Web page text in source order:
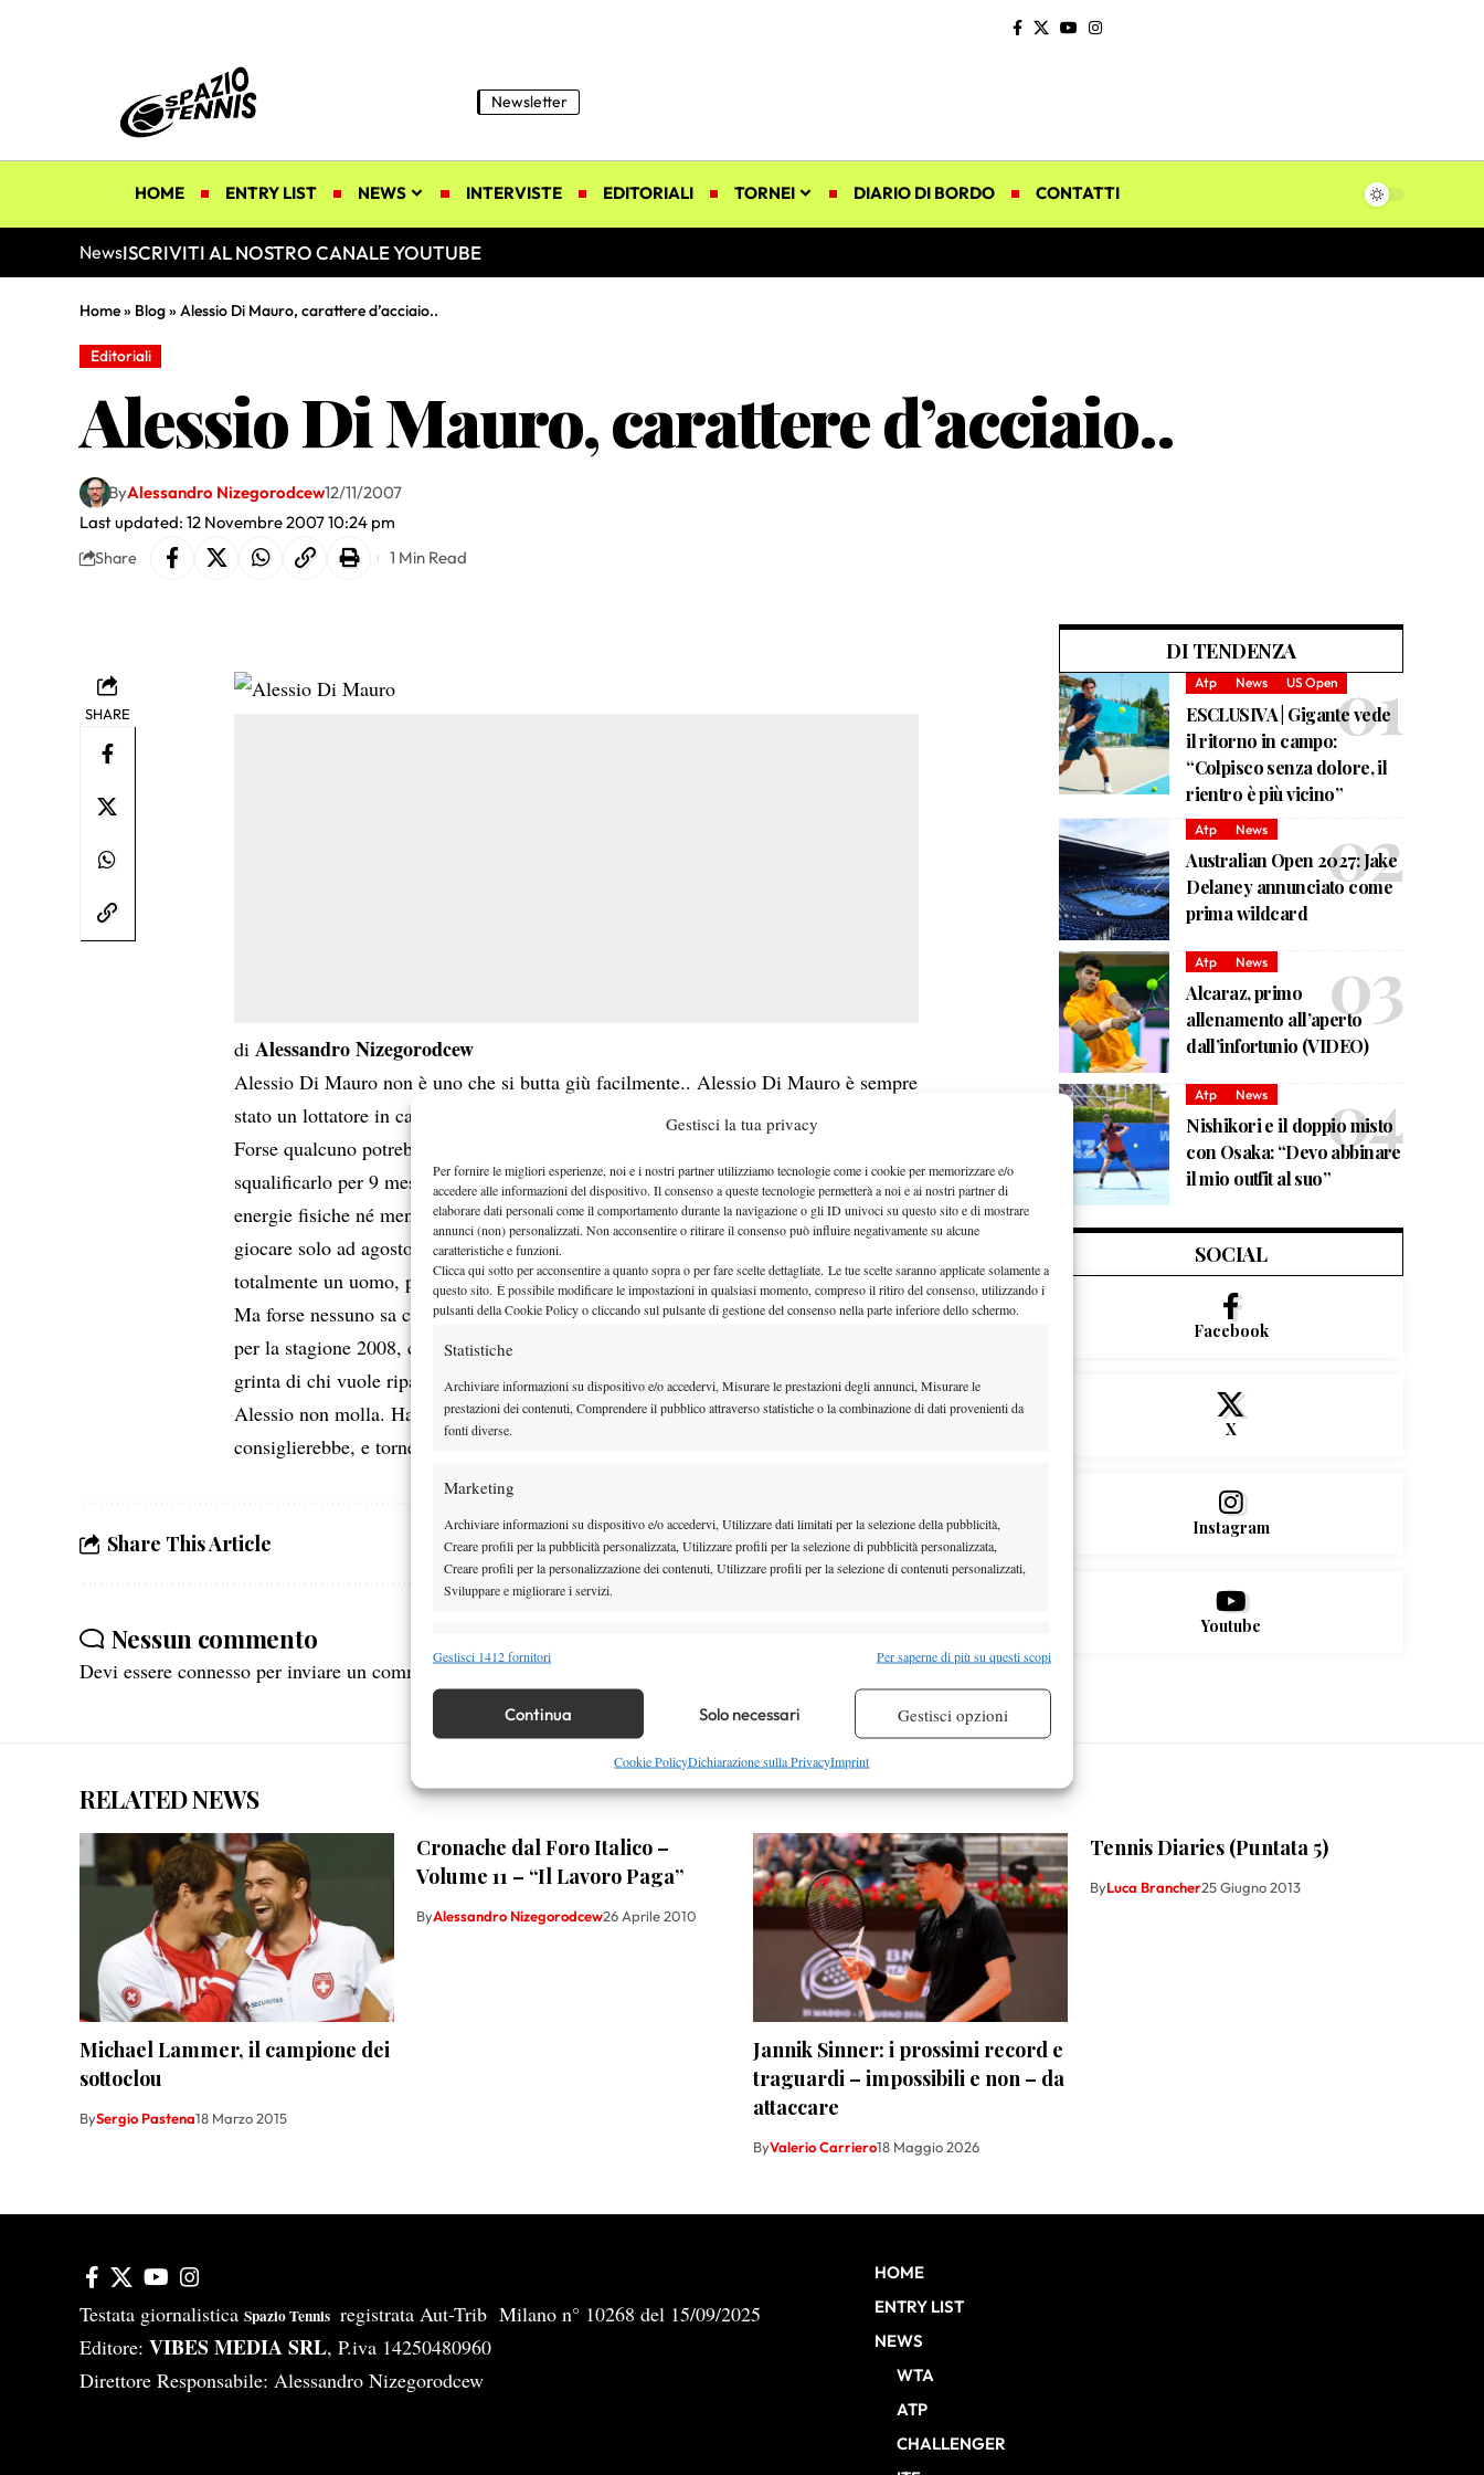
Gestisci la tua privacy
Per fornire le migliori esperienze, noi e i nostri partner utilizziamo tecnologie come i cookie per memorizzare e/o
accedere alle informazioni del dispositivo. Il consenso a queste tecnologie permetterà a noi e ai nostri partner di
elaborare dati personali come il comportamento durante la navigazione o gli ID univoci su questo sito e di mostrare
annunci (non) personalizzati. Non acconsentire o ritirare il consenso può influire negativamente su alcune
caratteristiche e funzioni.
Clicca qui sotto per acconsentire a quanto sopra o per fare scelte dettagliate. Le tue scelte saranno applicate solamente a
questo sito. È possibile modificare le impostazioni in qualsiasi momento, compreso il ritiro del consenso, utilizzando i
pulsanti della Cookie Policy o cliccando sul pulsante di gestione del consenso nella parte inferiore dello schermo.
Statistiche
Archiviare informazioni su dispositivo e/o accedervi, Misurare le prestazioni degli annunci, Misurare le
prestazioni dei contenuti, Comprendere il pubblico attraverso statistiche o la combinazione di dati provenienti da
fonti diverse.
Marketing
Archiviare informazioni su dispositivo e/o accedervi, Utilizzare dati limitati per la selezione della pubblicità,
Creare profili per la pubblicità personalizzata, Utilizzare profili per la selezione di pubblicità personalizzata,
Creare profili per la personalizzazione dei contenuti, Utilizzare profili per la selezione di contenuti personalizzati,
Sviluppare e migliorare i servizi.
Funzionalità
Identificare i dispositivi in base alle informazioni trasmesse automaticamente.
Garantire la sicurezza, prevenire e rilevare frodi, correggere errori,
Erogare e presentare pubblicità e contenuto, Salvare e comunicare le
Sempre attivo
Gestisci 1412 fornitori Per saperne di più su questi scopi
Continua Solo necessari Gestisci opzioni
Cookie PolicyDichiarazione sulla PrivacyImprint
Newsletter
HOME ENTRY LIST NEWS INTERVISTE EDITORIALI TORNEI DIARIO DI BORDO CONTATTI
NewsISCRIVITI AL NOSTRO CANALE YOUTUBE
Home» Blog» Alessio Di Mauro, carattere d’acciaio..
Editoriali
Alessio Di Mauro, carattere d’acciaio..
Last updated: 12 Novembre 2007 10:24 pm
ByAlessandro Nizegorodcew12/11/2007
Share 1 Min Read
SHARE
di Alessandro Nizegorodcew
Alessio Di Mauro non è uno che si butta giù facilmente.. Alessio Di Mauro è sempre
stato un lottatore in campo.. Alessio Di Mauro non sta mollando neanche oggi..
Forse qualcuno potrebbe pensare che, dopo una decisione come quella dell’Atp di
squalificarlo per 9 mesi, un giocatore potrebbe sentirsi svogliato, depresso, senza
energie fisiche né mentali. Forse qualcuno potrebbe pensare che sapere di poter
giocare solo ad agosto 2008, come numero 600 del mondo, possa distruggere
totalmente un uomo, portandolo al pensiero del ritiro immediato..
Ma forse nessuno sa che Alessio Di Mauro sta effettuando la preparazione atletica
per la stagione 2008, correndo, lottando, sudando, con il sangue negli occhi, la
grinta di chi vuole ripartire; nonostante un’età che gli consiglierebbe il contrario,
Alessio non molla. Ha sbagliato, pagherà probabilmente più di quanto il buon senso
consiglierebbe, e tornerà.. credo proprio che tornerà..
Share This Article Facebook
Nessun commento
Devi essere connesso per inviare un commento.
DI TENDENZA
Atp News US Open
ESCLUSIVA | Gigante vede
il ritorno in campo:
“Colpisco senza dolore, il
rientro è più vicino”
Atp News
Australian Open 2027: Jake
Delaney annunciato come
prima wildcard
Atp News
Alcaraz, primo
allenamento all’aperto
dall’infortunio (VIDEO)
Atp News
Nishikori e il doppio misto
con Osaka: “Devo abbinare
il mio outfit al suo”
SOCIAL
Facebook
X
Instagram
Youtube
RELATED NEWS
Michael Lammer, il campione dei
sottoclou
BySergio Pastena18 Marzo 2015
Cronache dal Foro Italico –
Volume 11 – “Il Lavoro Paga”
ByAlessandro Nizegorodcew26 Aprile 2010
Jannik Sinner: i prossimi record e
traguardi – impossibili e non – da
attaccare
ByValerio Carriero18 Maggio 2026
Tennis Diaries (Puntata 5)
ByLuca Brancher25 Giugno 2013
Testata giornalistica Spazio Tennis registrata Aut-Trib Milano n° 10268 del 15/09/2025
Editore: VIBES MEDIA SRL, P.iva 14250480960
Direttore Responsabile: Alessandro Nizegorodcew
HOME
ENTRY LIST
NEWS
WTA
ATP
CHALLENGER